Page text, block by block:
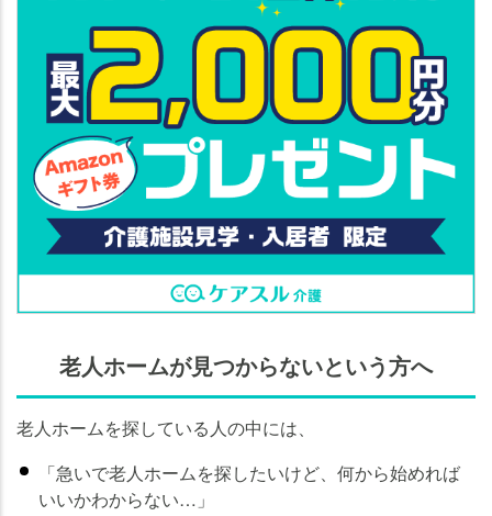
老人ホームが見つからないという方へ
老人ホームを探している人の中には、
「急いで老人ホームを探したいけど、何から始めれば
いいかわからない…」